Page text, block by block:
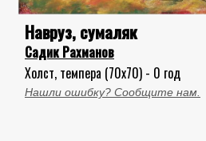
Навруз, сумаляк
Садик Рахманов
Холст, темпера (70x70) - 0 год
Нашли ошибку? Сообщите нам.